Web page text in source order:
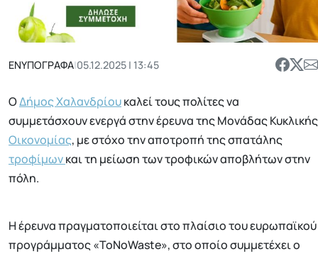
ΕΝΥΠΟΓΡΑΦΑ|05.12.2025 | 13:45
ΟΔήμος Χαλανδρίουκαλεί τους πολίτες να
συμμετάσχουν ενεργά στην έρευνα της Μονάδας Κυκλικής
Οικονομίας, με στόχο την αποτροπή της σπατάλης
τροφίμωνκαι τη μείωση των τροφικών αποβλήτων στην
πόλη.
Η έρευνα πραγματοποιείται στο πλαίσιο του ευρωπαϊκού
προγράμματος «ToNoWaste», στο οποίο συμμετέχει ο